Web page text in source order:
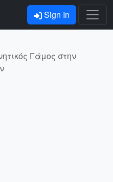
Sign In
Γάμος στην